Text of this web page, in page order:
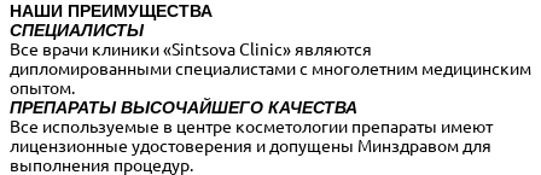
НАШИ ПРЕИМУЩЕСТВА
СПЕЦИАЛИСТЫ
​Все врачи клиники «Sintsova Clinic» являются
дипломированными специалистами с многолетним медицинским
опытом.
ПРЕПАРАТЫ ВЫСОЧАЙШЕГО КАЧЕСТВА
Все используемые в центре косметологии препараты имеют
лицензионные удостоверения и допущены Минздравом для
выполнения процедур.